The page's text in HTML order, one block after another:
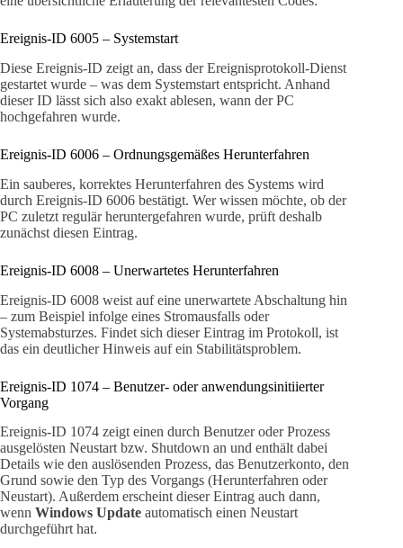
Ereignis-ID 6005 – Systemstart
Diese Ereignis-ID zeigt an, dass der Ereignisprotokoll-Dienst
gestartet wurde – was dem Systemstart entspricht. Anhand
dieser ID lässt sich also exakt ablesen, wann der PC
hochgefahren wurde.
Ereignis-ID 6006 – Ordnungsgemäßes Herunterfahren
Ein sauberes, korrektes Herunterfahren des Systems wird
durch Ereignis-ID 6006 bestätigt. Wer wissen möchte, ob der
PC zuletzt regulär heruntergefahren wurde, prüft deshalb
zunächst diesen Eintrag.
Ereignis-ID 6008 – Unerwartetes Herunterfahren
Ereignis-ID 6008 weist auf eine unerwartete Abschaltung hin
– zum Beispiel infolge eines Stromausfalls oder
Systemabsturzes. Findet sich dieser Eintrag im Protokoll, ist
das ein deutlicher Hinweis auf ein Stabilitätsproblem.
Ereignis-ID 1074 – Benutzer- oder anwendungsinitiierter
Vorgang
Ereignis-ID 1074 zeigt einen durch Benutzer oder Prozess
ausgelösten Neustart bzw. Shutdown an und enthält dabei
Details wie den auslösenden Prozess, das Benutzerkonto, den
Grund sowie den Typ des Vorgangs (Herunterfahren oder
Neustart). Außerdem erscheint dieser Eintrag auch dann,
wenn Windows Update automatisch einen Neustart
durchgeführt hat.